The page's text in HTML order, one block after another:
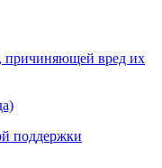
причиняющей вред их
поддержки